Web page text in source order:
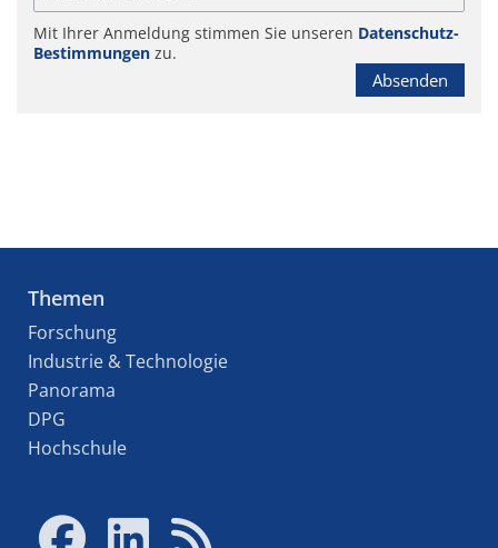
Mit Ihrer Anmeldung stimmen Sie unseren Datenschutz-
Bestimmungen zu.
Absenden
Themen
Forschung
Industrie & Technologie
Panorama
DPG
Hochschule